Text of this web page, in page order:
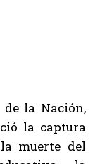
de la Nación,
la captura
muerte del